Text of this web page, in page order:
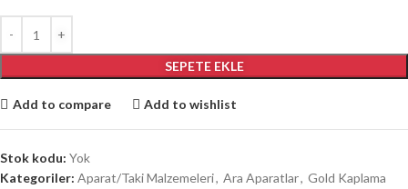
SEPETE EKLE
Add to compare Add to wishlist
Stok kodu: Yok
Kategoriler: Aparat/Taki Malzemeleri, Ara Aparatlar, Gold Kaplama